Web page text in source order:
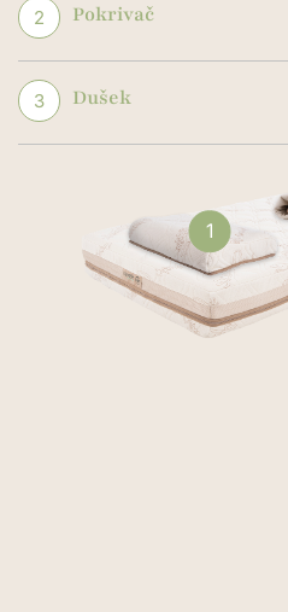
1
2 Pokrivač
Otkrijte savršenu
pamučnim pokrivačem.
3 Dušek
Zamislite oazu
naš organski dušek je,
i odluka o zdravijem
odabrabim organskim
harmoniju izmedju